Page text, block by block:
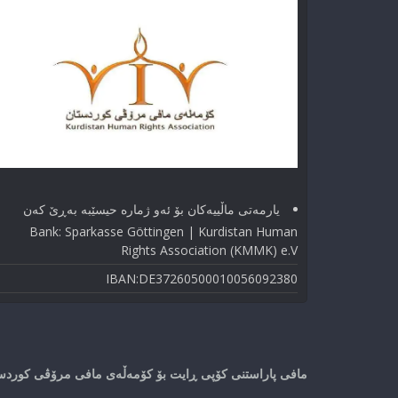
یارمەتی ماڵییەکان بۆ ئەو ژماره حیسێبە بەڕێ کەن
Bank: Sparkasse Göttingen | Kurdistan Human
Rights Association (KMMK) e.V
IBAN:DE37260500010056092380
مافی پاراستنی کۆپی ڕایت بۆ کۆمەڵەی مافی مرۆڤی